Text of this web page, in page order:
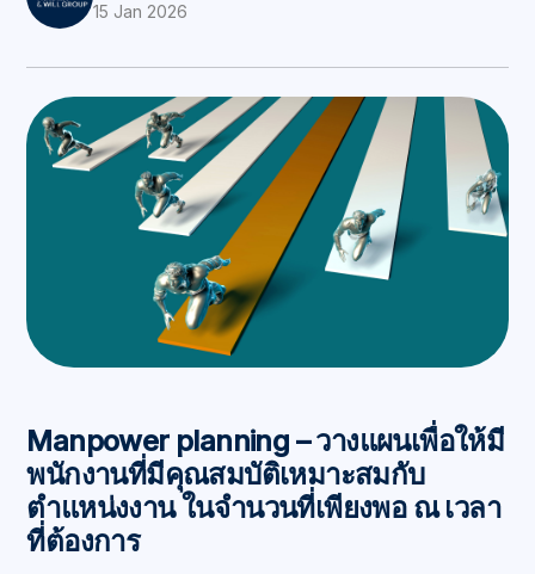
15 Jan 2026
Manpower planning – วางแผนเพื่อให้มี
พนักงานที่มีคุณสมบัติเหมาะสมกับ
ตำแหน่งงาน ในจำนวนที่เพียงพอ ณ เวลา
ที่ต้องการ